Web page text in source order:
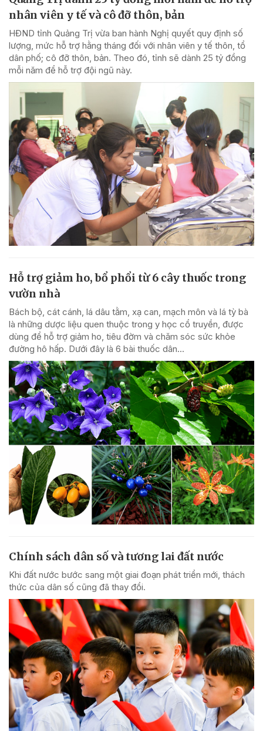
nhân viên y tế và cô đỡ thôn, bản
HĐND tỉnh Quảng Trị vừa ban hành Nghị quyết quy định số
lượng, mức hỗ trợ hằng tháng đối với nhân viên y tế thôn, tổ
dân phố; cô đỡ thôn, bản. Theo đó, tỉnh sẽ dành 25 tỷ đồng
mỗi năm để hỗ trợ đội ngũ này.
Hỗ trợ giảm ho, bổ phổi từ 6 cây thuốc trong
vườn nhà
Bách bộ, cát cánh, lá dâu tằm, xạ can, mạch môn và lá tỳ bà
là những dược liệu quen thuộc trong y học cổ truyền, được
dùng để hỗ trợ giảm ho, tiêu đờm và chăm sóc sức khỏe
đường hô hấp. Dưới đây là 6 bài thuốc dân...
Chính sách dân số và tương lai đất nước
Khi đất nước bước sang một giai đoạn phát triển mới, thách
thức của dân số cũng đã thay đổi.